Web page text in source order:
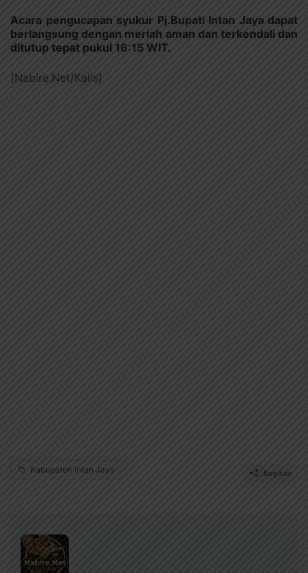
Acara pengucapan syukur Pj.Bupati Intan Jaya dapat
berlangsung dengan meriah aman dan terkendali dan
ditutup tepat pukul 16:15 WIT.
[Nabire.Net/Kalis]
Kabupaten Intan Jaya Bagikan